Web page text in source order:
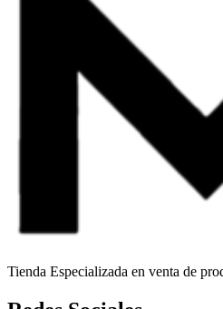
Tienda Especializada en venta de